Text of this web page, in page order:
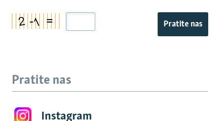
Pratite nas
Pratite nas
Instagram